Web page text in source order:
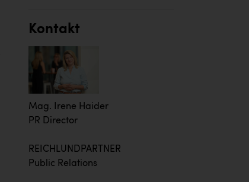
Kontakt
Mag. Irene Haider
PR Director
REICHLUNDPARTNER
Public Relations